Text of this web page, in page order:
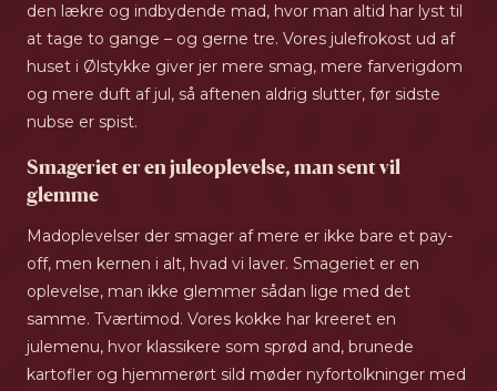
den lækre og indbydende mad, hvor man altid har lyst til
at tage to gange – og gerne tre. Vores julefrokost ud af
huset i Ølstykke giver jer mere smag, mere farverigdom
og mere duft af jul, så aftenen aldrig slutter, før sidste
nubse er spist.
Smageriet er en juleoplevelse, man sent vil
glemme
Madoplevelser der smager af mere er ikke bare et pay-
off, men kernen i alt, hvad vi laver. Smageriet er en
oplevelse, man ikke glemmer sådan lige med det
samme. Tværtimod. Vores kokke har kreeret en
julemenu, hvor klassikere som sprød and, brunede
kartofler og hjemmerørt sild møder nyfortolkninger med